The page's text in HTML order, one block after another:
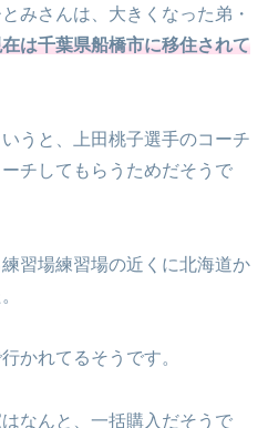
みさんは、大きくなった弟・
は千葉県船橋市に移住されて
うと、上田桃子選手のコーチ
チしてもらうためだそうで
習場練習場の近くに北海道か
かれてるそうです。
なんと、一括購入だそうで